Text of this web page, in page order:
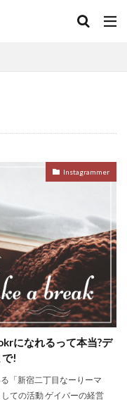
Instagrammer
になれるって本当?デ
!
「新宿二丁目なーりーマ
ての活動 ゲイバーの経営